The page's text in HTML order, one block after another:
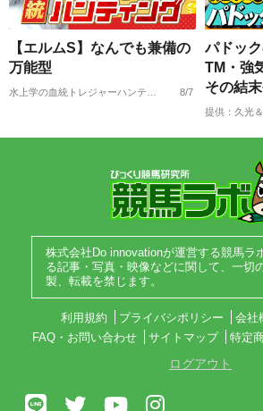
【エルムS】なんでも兼備の
万能型
8/7
パドッ
TM・強
その結
提供：久光
株式会社Do innovationが運営する競馬ラ
る記事・写真・映像などに関して、一切
製、転載を禁じます。
利用規約 プライバシポリシー 会社
FAQ・お問い合わせ
サイトマップ 特定
ログアウト